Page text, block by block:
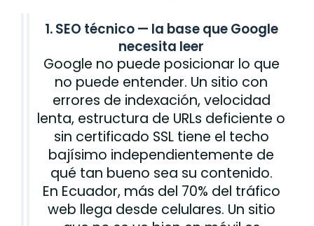
1. SEO técnico — la base que Google
necesita leer
Google no puede posicionar lo que
no puede entender. Un sitio con
errores de indexación, velocidad
lenta, estructura de URLs deficiente o
sin certificado SSL tiene el techo
bajísimo independientemente de
qué tan bueno sea su contenido.
En Ecuador, más del 70% del tráfico
web llega desde celulares. Un sitio